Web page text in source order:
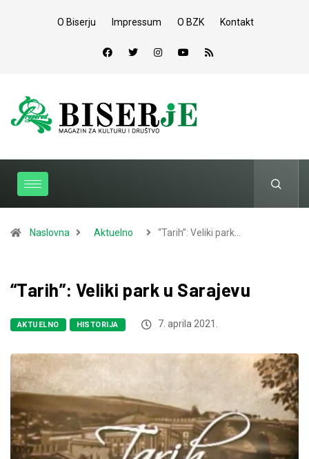
O Biserju Impressum O BZK Kontakt
Naslovna Aktuelno “Tarih”: Veliki park…
“Tarih”: Veliki park u Sarajevu
AKTUELNO HISTORIJA 7. aprila 2021.